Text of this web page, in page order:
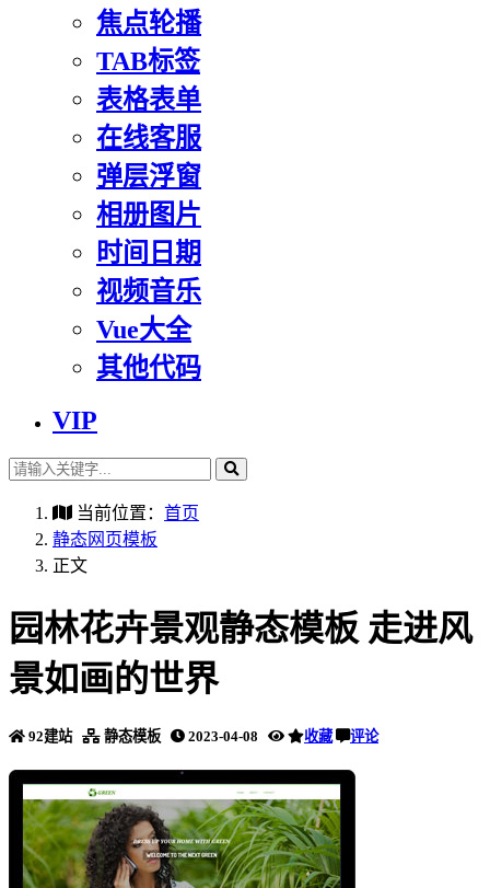
焦点轮播
TAB标签
表格表单
在线客服
弹层浮窗
相册图片
时间日期
视频音乐
Vue大全
其他代码
VIP
当前位置： 首页
静态网页模板
正文
园林花卉景观静态模板 走进风
景如画的世界
92建站 静态模板 2023-04-08 收藏 评论